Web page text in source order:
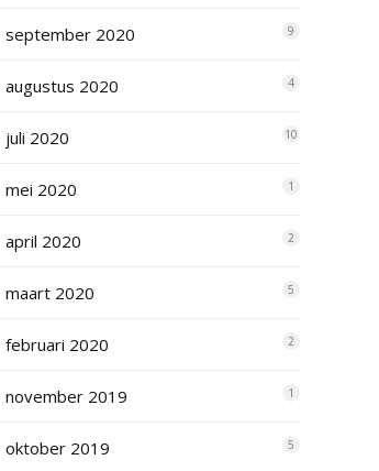
september 2020 9
augustus 2020 4
juli 2020 10
mei 2020 1
april 2020 2
maart 2020 5
februari 2020 2
november 2019 1
oktober 2019 5